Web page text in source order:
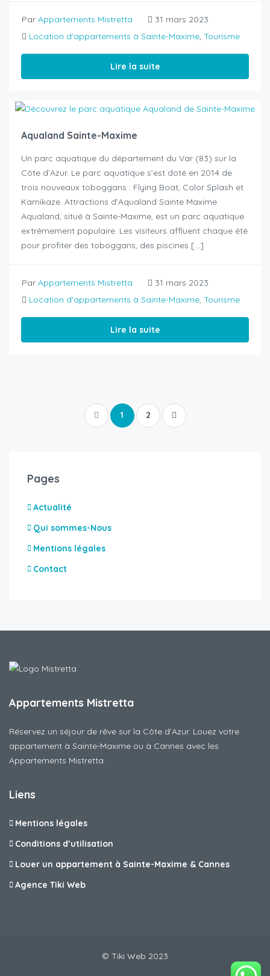
Par Appartements Mistretta
31 mars 2023
Location d'appartements à Sainte-Maxime, Tourisme
Lire la suite
Aqualand Sainte-Maxime
Un parc aquatique du département du Var (83) sur la
Côte d’Azur. Le parc aquatique s’est doté en 2014 de
trois nouveaux toboggans : Flying Boat, Color Splash et
Kamikaze. Attractions d’Aqualand Sainte Maxime
Aqualand, situé à Sainte-Maxime, est un parc aquatique
extrêmement populaire. Les visiteurs affluent chaque été
pour profiter des toboggans, des piscines […]
Par Appartements Mistretta
31 mars 2023
Location d'appartements à Sainte-Maxime, Tourisme
Lire la suite
1 2
Pages
Actualité
Qui sommes-Nous
Mentions légales
Contact
Appartements Mistretta
Réservez un séjour de rêve sur la Côte d’Azur. Louez votre
appartement à Sainte-Maxime ou à Cannes avec les
Appartements Mistretta.
Liens
Mentions légales
Conditions d’utilisation
Louer un appartement à Sainte-Maxime & Cannes
Agence Tiki Web
© Tiki Web 2023